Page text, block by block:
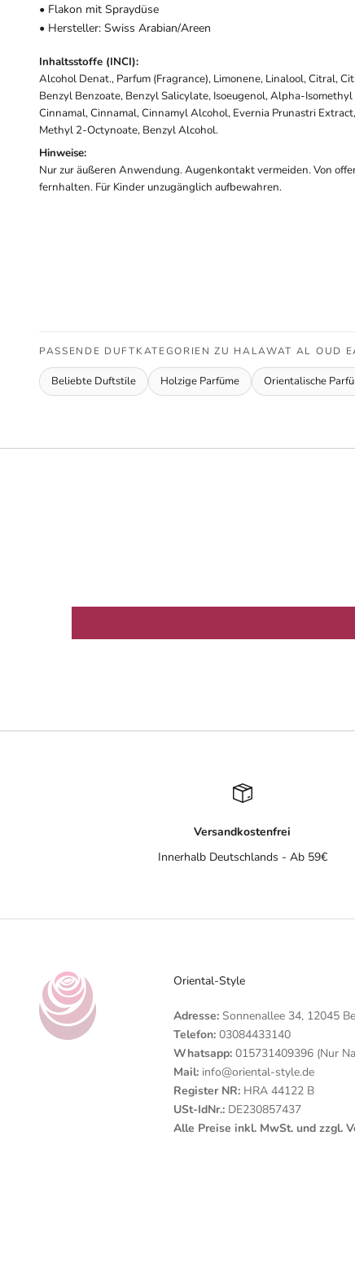
• Flakon mit Spraydüse
• Hersteller: Swiss Arabian/Areen
Inhaltsstoffe (INCI):
Alcohol Denat., Parfum (Fragrance), Limonene, Linalool, Citral,
Benzyl Benzoate, Benzyl Salicylate, Isoeugenol, Alpha-
Cinnamal, Cinnamal, Cinnamyl Alcohol, Evernia Prunastri
Methyl 2-Octynoate, Benzyl Alcohol.
Hinweise:
Nur zur äußeren Anwendung. Augenkontakt vermeiden. Von
fernhalten. Für Kinder unzugänglich aufbewahren.
PASSENDE DUFTKATEGORIEN ZU HALAWAT AL OUD
Beliebte Duftstile Holzige Parfüme Orientalische
Versandkostenfrei
Innerhalb Deutschlands - Ab 59€
Oriental-Style
Adresse:Sonnenallee 34, 12045
Telefon:03084433140
Whatsapp:015731409396 (Nur
Mail:info@oriental-style.de
Register NR: HRA 44122 B
USt-IdNr.: DE230857437
Alle Preise inkl. MwSt. und zzgl.